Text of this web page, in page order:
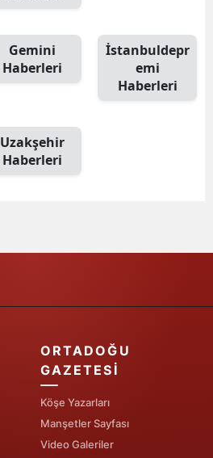
Kocaeli
Kütahya
Malatya
Mardin
Nevşehir
Niğde
Ordu
Gemini
Haberleri
İstanbuldepr
emi
Haberleri
Uzakşehir
Haberleri
ORTADOĞU
GAZETESI
Köşe Yazarları
Manşetler Sayfası
Video Galeriler